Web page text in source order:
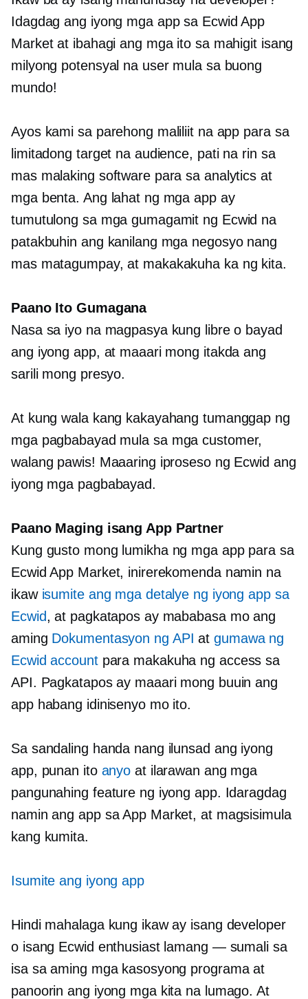
Idagdag ang iyong mga app sa Ecwid App
Market at ibahagi ang mga ito sa mahigit isang
milyong potensyal na user mula sa buong
mundo!
Ayos kami sa parehong maliliit na app para sa
limitadong target na audience, pati na rin sa
mas malaking software para sa analytics at
mga benta. Ang lahat ng mga app ay
tumutulong sa mga gumagamit ng Ecwid na
patakbuhin ang kanilang mga negosyo nang
mas matagumpay, at makakakuha ka ng kita.
Paano Ito Gumagana
Nasa sa iyo na magpasya kung libre o bayad
ang iyong app, at maaari mong itakda ang
sarili mong presyo.
At kung wala kang kakayahang tumanggap ng
mga pagbabayad mula sa mga customer,
walang pawis! Maaaring iproseso ng Ecwid ang
iyong mga pagbabayad.
Paano Maging isang App Partner
Kung gusto mong lumikha ng mga app para sa
Ecwid App Market, inirerekomenda namin na
ikaw isumite ang mga detalye ng iyong app sa
Ecwid, at pagkatapos ay mababasa mo ang
aming Dokumentasyon ng API atgumawa ng
Ecwid accountpara makakuha ng access sa
API. Pagkatapos ay maaari mong buuin ang
app habang idinisenyo mo ito.
Sa sandaling handa nang ilunsad ang iyong
app, punan ito anyo at ilarawan ang mga
pangunahing feature ng iyong app. Idaragdag
namin ang app sa App Market, at magsisimula
kang kumita.
Isumite ang iyong app
Hindi mahalaga kung ikaw ay isang developer
o isang Ecwid enthusiast lamang — sumali sa
isa sa aming mga kasosyong programa at
panoorin ang iyong mga kita na lumago. At